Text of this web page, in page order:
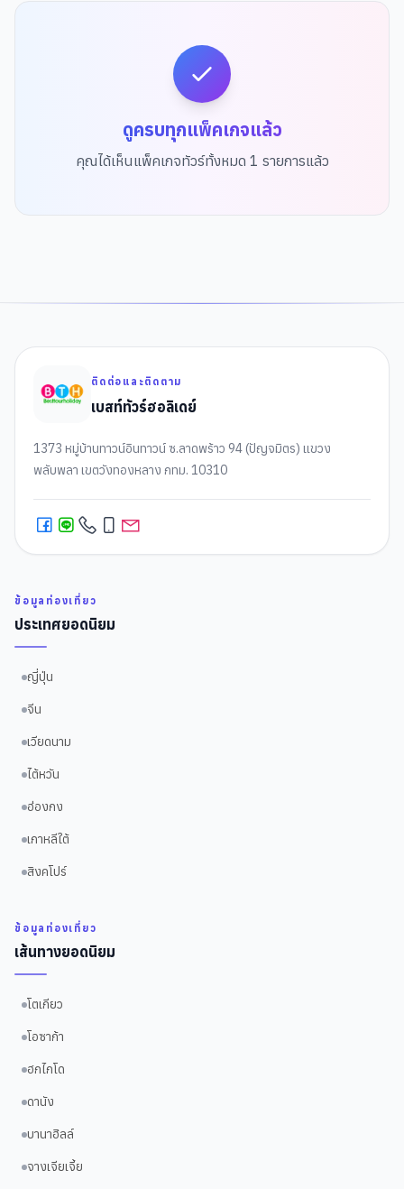
ดูครบทุกแพ็คเกจแล้ว
คุณได้เห็นแพ็คเกจทัวร์ทั้งหมด 1 รายการแล้ว
ติดต่อและติดตาม
เบสท์ทัวร์ฮอลิเดย์
1373 หมู่บ้านทาวน์อินทาวน์ ซ.ลาดพร้าว 94 (ปัญจมิตร) แขวง
พลับพลา เขตวังทองหลาง กทม. 10310
ข้อมูลท่องเที่ยว
ประเทศยอดนิยม
ญี่ปุ่น
จีน
เวียดนาม
ไต้หวัน
ฮ่องกง
เกาหลีใต้
สิงคโปร์
ข้อมูลท่องเที่ยว
เส้นทางยอดนิยม
โตเกียว
โอซาก้า
ฮกไกโด
ดานัง
บานาฮิลล์
จางเจียเจี้ย